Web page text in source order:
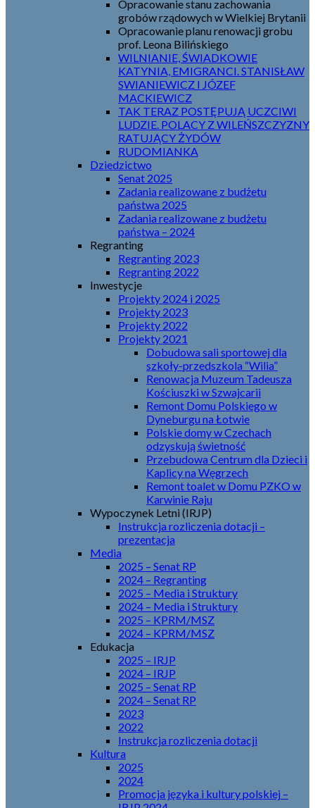
Opracowanie stanu zachowania
grobów rządowych w Wielkiej Brytanii
Opracowanie planu renowacji grobu
prof. Leona Bilińskiego
WILNIANIE, ŚWIADKOWIE
KATYNIA, EMIGRANCI. STANISŁAW
SWIANIEWICZ I JÓZEF
MACKIEWICZ
TAK TERAZ POSTĘPUJĄ UCZCIWI
LUDZIE. POLACY Z WILEŃSZCZYZNY
RATUJĄCY ŻYDÓW
RUDOMIANKA
Dziedzictwo
Senat 2025
Zadania realizowane z budżetu
państwa 2025
Zadania realizowane z budżetu
państwa – 2024
Regranting
Regranting 2023
Regranting 2022
Inwestycje
Projekty 2024 i 2025
Projekty 2023
Projekty 2022
Projekty 2021
Dobudowa sali sportowej dla
szkoły-przedszkola “Wilia”
Renowacja Muzeum Tadeusza
Kościuszki w Szwajcarii
Remont Domu Polskiego w
Dyneburgu na Łotwie
Polskie domy w Czechach
odzyskują świetność
Przebudowa Centrum dla Dzieci i
Kaplicy na Węgrzech
Remont toalet w Domu PZKO w
Karwinie Raju
Wypoczynek Letni (IRJP)
Instrukcja rozliczenia dotacji –
prezentacja
Media
2025 – Senat RP
2024 – Regranting
2025 – Media i Struktury
2024 – Media i Struktury
2025 – KPRM/MSZ
2024 – KPRM/MSZ
Edukacja
2025 – IRJP
2024 – IRJP
2025 – Senat RP
2024 – Senat RP
2023
2022
Instrukcja rozliczenia dotacji
Kultura
2025
2024
Promocja języka i kultury polskiej –